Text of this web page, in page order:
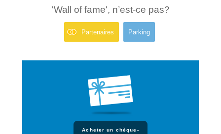
'Wall of fame', n’est-ce pas?
Partenaires Parking
Acheter un chèque-